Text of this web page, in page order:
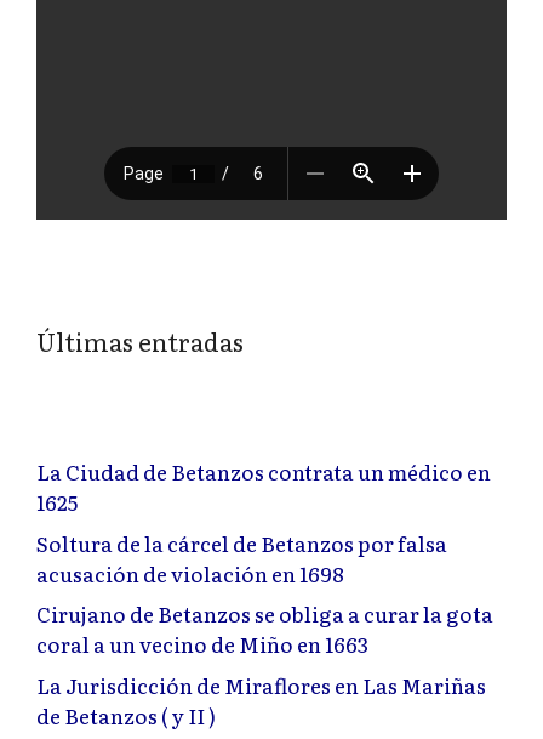
Últimas entradas
La Ciudad de Betanzos contrata un médico en
1625
Soltura de la cárcel de Betanzos por falsa
acusación de violación en 1698
Cirujano de Betanzos se obliga a curar la gota
coral a un vecino de Miño en 1663
La Jurisdicción de Miraflores en Las Mariñas
de Betanzos ( y II )